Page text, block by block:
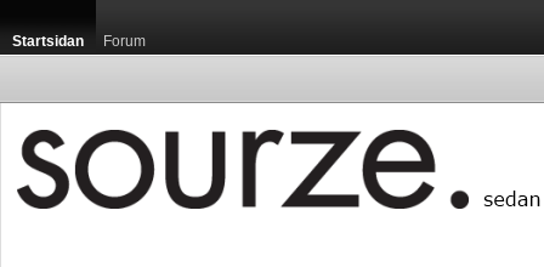
Startsidan Forum